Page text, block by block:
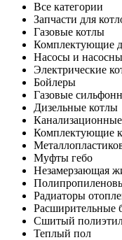
Все категории
Запчасти для
Газовые котлы
Комплектующие
Насосы и
Электрические
Бойлеры
Газовые
Дизельные котлы
Комплектующие
Муфты гебо
Незамерзающая
Радиаторы
Расширительные
Сшитый
Теплый пол